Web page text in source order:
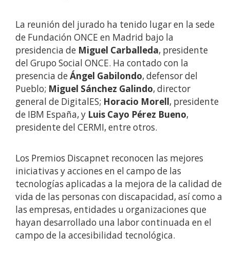
La reunión del jurado ha tenido lugar en la sede
de Fundación ONCE en Madrid bajo la
presidencia de Miguel Carballeda, presidente
del Grupo Social ONCE. Ha contado con la
presencia deÁngel Gabilondo, defensor del
Pueblo; Miguel Sánchez Galindo, director
general de DigitalES; Horacio Morell, presidente
de IBM España, y Luis Cayo Pérez Bueno,
presidente del CERMI, entre otros.
Los Premios Discapnet reconocen las mejores
iniciativas y acciones en el campo de las
tecnologías aplicadas a la mejora de la calidad de
vida de las personas con discapacidad, así como a
las empresas, entidades u organizaciones que
hayan desarrollado una labor continuada en el
campo de la accesibilidad tecnológica.